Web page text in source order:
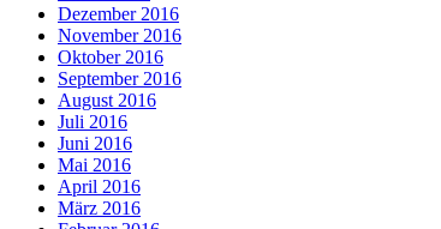
Dezember 2016
November 2016
Oktober 2016
September 2016
August 2016
Juli 2016
Juni 2016
Mai 2016
April 2016
März 2016